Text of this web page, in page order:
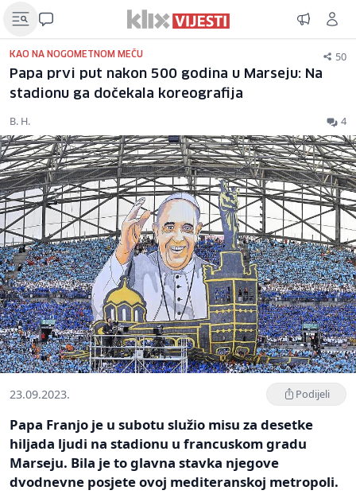
KAO NA NOGOMETNOM MEČU 50
Papa prvi put nakon 500 godina u Marseju: Na
stadionu ga dočekala koreografija
B. H. 4
23.09.2023. Podijeli
Papa Franjo je u subotu služio misu za desetke
hiljada ljudi na stadionu u francuskom gradu
Marseju. Bila je to glavna stavka njegove
dvodnevne posjete ovoj mediteranskoj metropoli.